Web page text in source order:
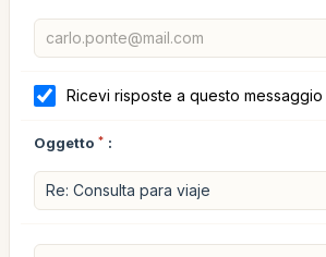
Ricevi risposte a questo messaggio
Oggetto * :